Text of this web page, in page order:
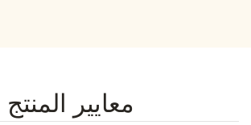
معايير المنتج